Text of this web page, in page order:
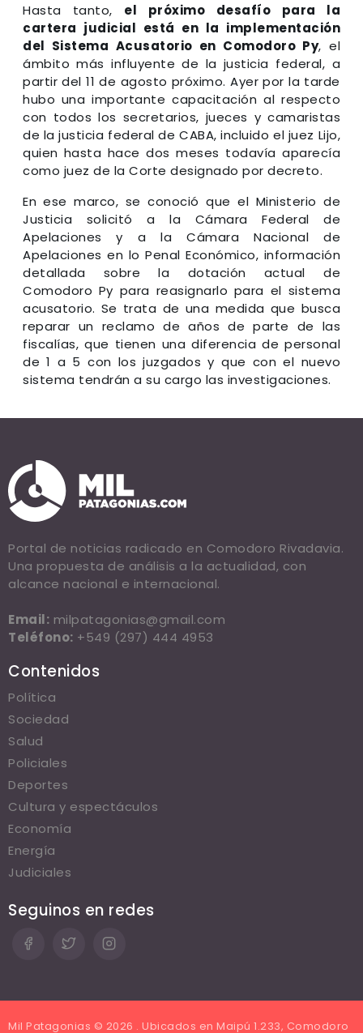
Hasta tanto, el próximo desafío para la
cartera judicial está en la implementación
del Sistema Acusatorio en Comodoro Py, el
ámbito más influyente de la justicia federal, a
partir del 11 de agosto próximo. Ayer por la tarde
hubo una importante capacitación al respecto
con todos los secretarios, jueces y camaristas
de la justicia federal de CABA, incluido el juez Lijo,
quien hasta hace dos meses todavía aparecía
como juez de la Corte designado por decreto.
En ese marco, se conoció que el Ministerio de
Justicia solicitó a la Cámara Federal de
Apelaciones y a la Cámara Nacional de
Apelaciones en lo Penal Económico, información
detallada sobre la dotación actual de
Comodoro Py para reasignarlo para el sistema
acusatorio. Se trata de una medida que busca
reparar un reclamo de años de parte de las
fiscalías, que tienen una diferencia de personal
de 1 a 5 con los juzgados y que con el nuevo
sistema tendrán a su cargo las investigaciones.
Portal de noticias radicado en Comodoro Rivadavia.
Una propuesta de análisis a la actualidad, con
alcance nacional e internacional.
Email: milpatagonias@gmail.com
Teléfono: +549 (297) 444 4953
Contenidos
Política
Sociedad
Salud
Policiales
Deportes
Cultura y espectáculos
Economía
Energía
Judiciales
Seguinos en redes
Mil Patagonias © 2026 . Ubicados en Maipú 1.233, Comodoro